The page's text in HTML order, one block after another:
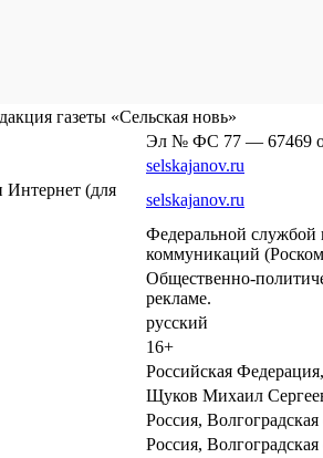
газеты «Сельская новь»
Эл № ФС 77 — 67469 от
selskajanov.ru
Интернет (для
selskajanov.ru
Федеральной службой
коммуникаций
Общественно-
рекламе.
русский
16+
Российская
Щуков Михаил
Россия,
Россия,